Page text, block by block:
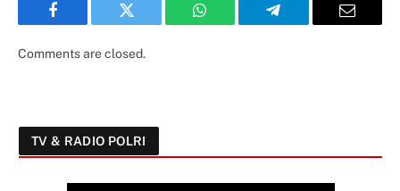
Facebook Twitter WhatsApp Telegram Email
Comments are closed.
TV & RADIO POLRI